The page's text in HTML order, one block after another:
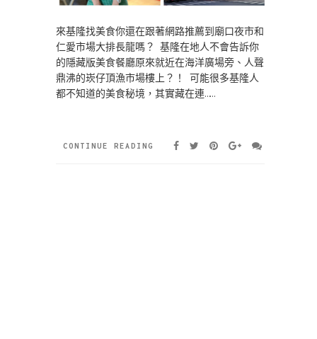
來基隆找美食你還在跟著網路推薦到廟口夜市和
仁愛市場大排長龍嗎？ 基隆在地人不會告訴你
的隱藏版美食餐廳原來就近在海洋廣場旁、人聲
鼎沸的崁仔頂漁市場樓上？！ 可能很多基隆人
都不知道的美食秘境，其實藏在連……
CONTINUE READING